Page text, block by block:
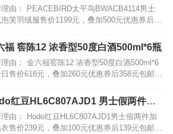
芙羽绒服
由： PEACEBIRD太平鸟BWACB4114男士
泡芙羽绒服售价1199元，叠加500元优惠券后
白鸭绒填充温暖舒适，650蓬松度，950mm清
，柔软蓬松，上身轻盈又保暖…
福 窖陈12 浓香型50度白酒500ml*6瓶
由： 金六福窖陈12 浓香型50度白酒500ml*6
售价618元，叠加260元优惠券后358元包邮。
喜宴送礼的品质好酒，自带礼盒包装，过年
辈送亲戚倍有面儿！…
红豆HL6C807AJD1 男士假两件加
衣由： Hodo红豆HL6C807AJD1男士假两件加
售价239元，叠加100元优惠券后139元包邮，